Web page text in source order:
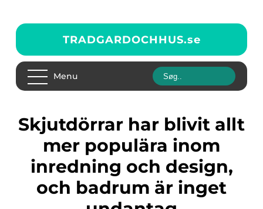
TRADGARDOCHHUS.se
Menu
Skjutdörrar har blivit allt
mer populära inom
inredning och design,
och badrum är inget